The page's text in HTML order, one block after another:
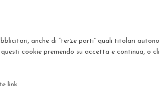
anche di “terze parti” quali titolari
cookie premendo su accetta e continua, o